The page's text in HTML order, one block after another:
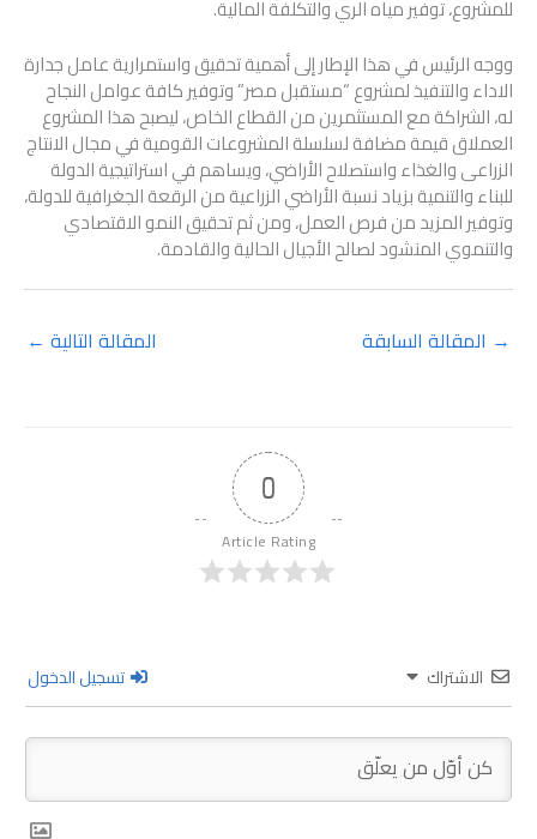
للمشروع، توفير مياه الري والتكلفة المالية.
ووجه الرئيس في هذا الإطار إلى أهمية تحقيق واستمرارية عامل جدارة
الاداء والتنفيذ لمشروع “مستقبل مصر” وتوفير كافة عوامل النجاح
له، الشراكة مع المستثمرين من القطاع الخاص، ليصبح هذا المشروع
العملاق قيمة مضافة لسلسلة المشروعات القومية في مجال الانتاج
الزراعى والغذاء واستصلاح الأراضي، ويساهم في استراتيجية الدولة
للبناء والتنمية بزياد نسبة الأراضي الزراعية من الرقعة الجغرافية للدولة،
وتوفير المزيد من فرص العمل، ومن ثم تحقيق النمو الاقتصادي
والتنموي المنشود لصالح الأجيال الحالية والقادمة.
→ المقالة السابقة المقالة التالية ←
0
Article Rating
الاشتراك تسجيل الدخول